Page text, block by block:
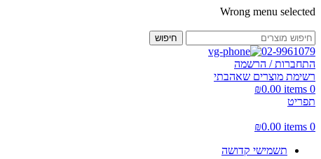
Wrong menu selected
חיפוש
02-9961079
התחברות / הרשמה
רשימת מוצרים שאהבתי
0
items
₪0.00
תפריט
0
items
₪0.00
תשמישי קדושה